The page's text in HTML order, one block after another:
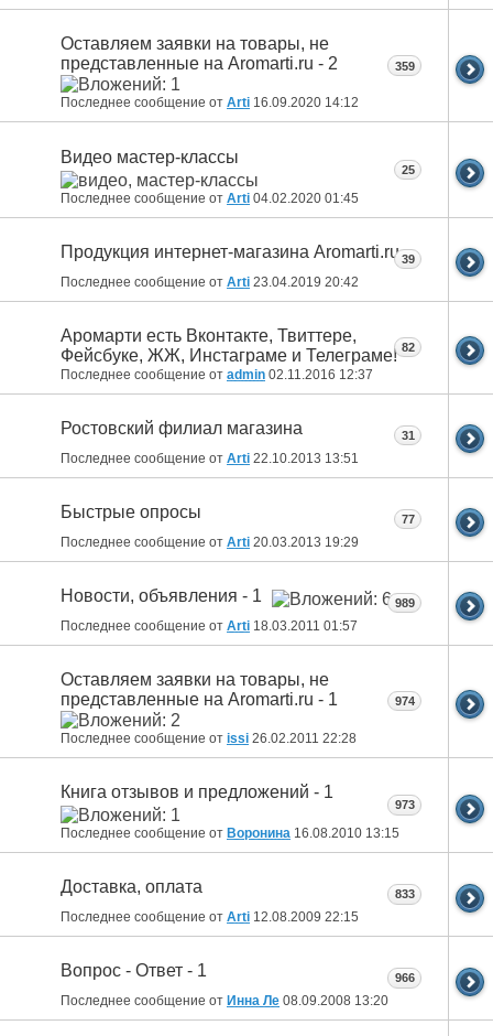
Оставляем заявки на товары, не
представленные на Aromarti.ru - 2
Последнее сообщение от Arti 16.09.2020 14:12
359
Видео мастер-классы
Последнее сообщение от Arti 04.02.2020 01:45
25
Продукция интернет-магазина Aromarti.ru
Последнее сообщение от Arti 23.04.2019 20:42
39
Аромарти есть Вконтакте, Твиттере,
Фейсбуке, ЖЖ, Инстаграме и Телеграме!
Последнее сообщение от admin 02.11.2016 12:37
82
Ростовский филиал магазина
Последнее сообщение от Arti 22.10.2013 13:51
31
Быстрые опросы
Последнее сообщение от Arti 20.03.2013 19:29
77
Новости, объявления - 1
Последнее сообщение от Arti 18.03.2011 01:57
989
Оставляем заявки на товары, не
представленные на Aromarti.ru - 1
Последнее сообщение от issi 26.02.2011 22:28
974
Книга отзывов и предложений - 1
Последнее сообщение от Воронина 16.08.2010 13:15
973
Доставка, оплата
Последнее сообщение от Arti 12.08.2009 22:15
833
Вопрос - Ответ - 1
Последнее сообщение от Инна Ле 08.09.2008 13:20
966